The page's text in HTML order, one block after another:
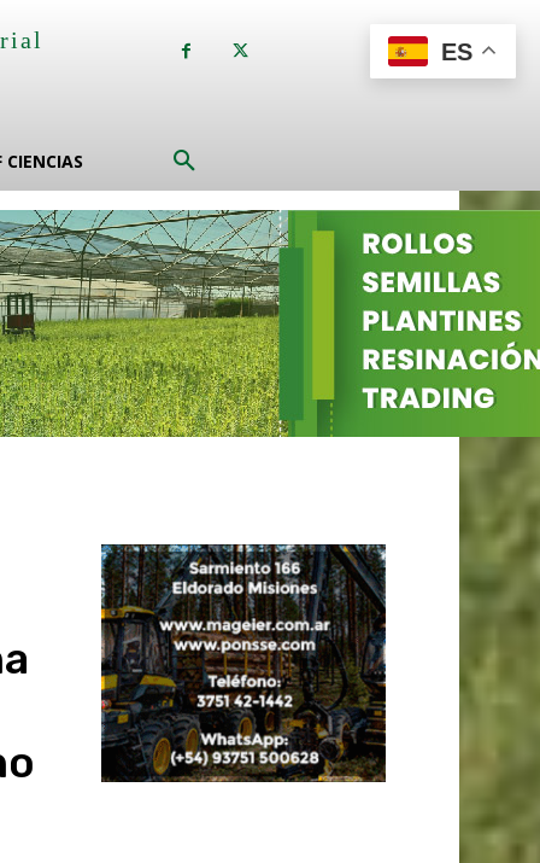
CIENCIAS
ES